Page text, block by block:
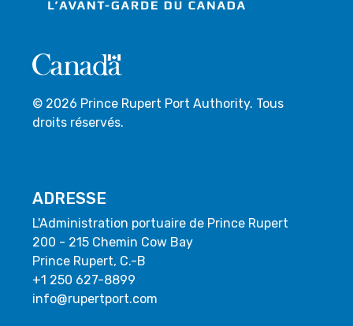
© 2026 Prince Rupert Port Authority. Tous
droits réservés.
ADRESSE
L'Administration portuaire de Prince Rupert
200 - 215 Chemin Cow Bay
Prince Rupert, C.-B
+1 250 627-8899
info@rupertport.com